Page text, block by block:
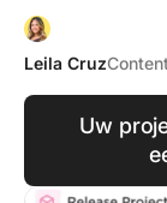
Leila Cruz
Uw